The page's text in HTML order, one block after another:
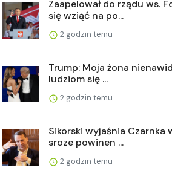
Zaapelował do rządu ws.
się wziąć na po...
2 godzin temu
Trump: Moja żona
ludziom się ...
2 godzin temu
Sikorski wyjaśnia Czarnka
sroze powinen ...
2 godzin temu